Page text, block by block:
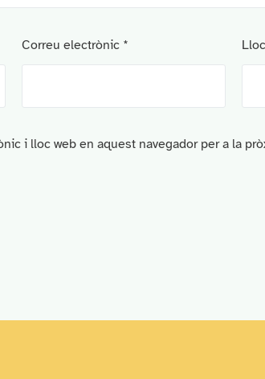
Correu electrònic *
i lloc web en aquest navegador per a la